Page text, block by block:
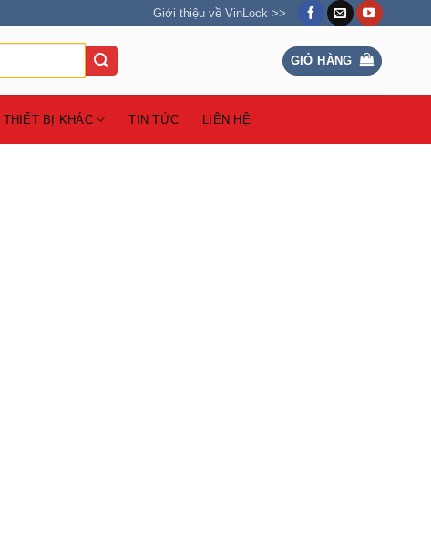
Giới thiệu về VinLock >>
GIỎ HÀNG
THIẾT BỊ KHÁC TIN TỨC LIÊN HỆ